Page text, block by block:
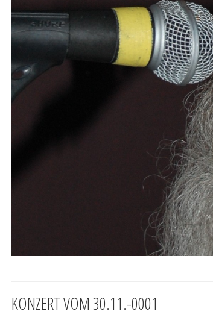
KONZERT VOM 30.11.-0001